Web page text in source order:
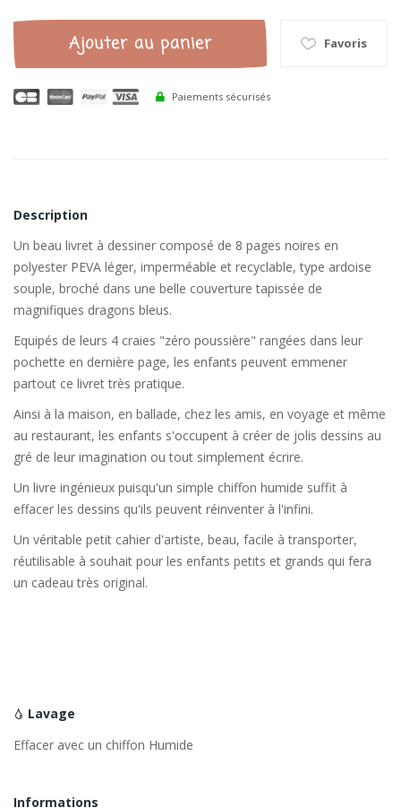
Ajouter au panier Favoris
Paiements sécurisés
Description
Un beau livret à dessiner composé de 8 pages noires en
polyester PEVA léger, imperméable et recyclable, type ardoise
souple, broché dans une belle couverture tapissée de
magnifiques dragons bleus.
Equipés de leurs 4 craies "zéro poussière" rangées dans leur
pochette en dernière page, les enfants peuvent emmener
partout ce livret très pratique.
Ainsi à la maison, en ballade, chez les amis, en voyage et même
au restaurant, les enfants s'occupent à créer de jolis dessins au
gré de leur imagination ou tout simplement écrire.
Un livre ingénieux puisqu'un simple chiffon humide suffit à
effacer les dessins qu'ils peuvent réinventer à l'infini.
Un véritable petit cahier d'artiste, beau, facile à transporter,
réutilisable à souhait pour les enfants petits et grands qui fera
un cadeau très original.
Lavage
Effacer avec un chiffon Humide
Informations